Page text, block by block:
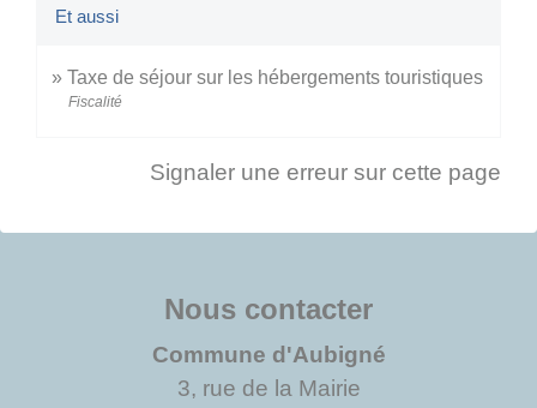
Et aussi
Taxe de séjour sur les hébergements touristiques
Fiscalité
Signaler une erreur sur cette page
Nous contacter
Commune d'Aubigné
3, rue de la Mairie